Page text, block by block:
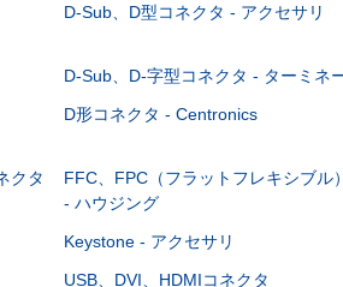
D-Sub、D型コネクタ - アクセサリ
D-Sub、D-字型コネクタ - ターミネ
D形コネクタ - Centronics
クタ
FFC、FPC（フラットフレキシブル
- ハウジング
Keystone - アクセサリ
USB、DVI、HDMIコネクタ